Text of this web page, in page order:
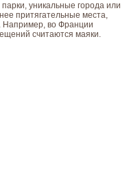
уникальные города или
притягательные места,
Например, во Франции
считаются маяки.